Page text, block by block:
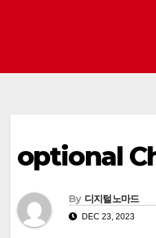
optional
By 디지털노마드
DEC 23, 2023